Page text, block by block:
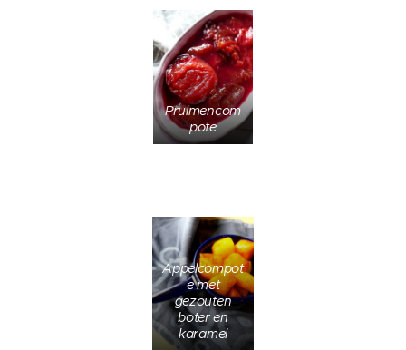
Pruimencom
pote
Appelcompot
e met
gezouten
boter en
karamel